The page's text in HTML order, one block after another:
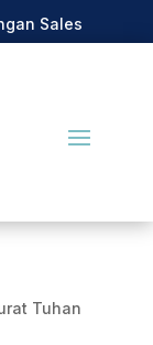
Sales
Tuhan